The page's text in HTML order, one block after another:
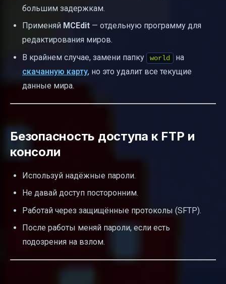
большим задержкам.
Применяй MCEdit — отдельную программу для
редактирования миров.
В крайнем случае, замени папку
world
на
скачанную карту, но это удалит все текущие
данные мира.
Безопасность доступа к FTP и
консоли
Используй надёжные пароли.
Не давай доступ посторонним.
Работай через защищённые протоколы (SFTP).
После работы меняй пароли, если есть
подозрения на взлом.